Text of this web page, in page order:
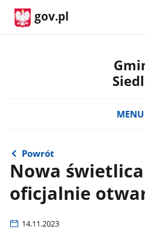
gov.pl
MENU
Powrót
Nowa
oficjalnie
14.11.2023